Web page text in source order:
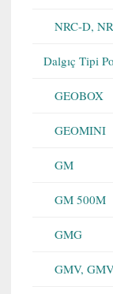
NRC-D,
Dalgıç Tipi
GEOBOX
GEOMINI
GM
GM 500M
GMG
GMV,